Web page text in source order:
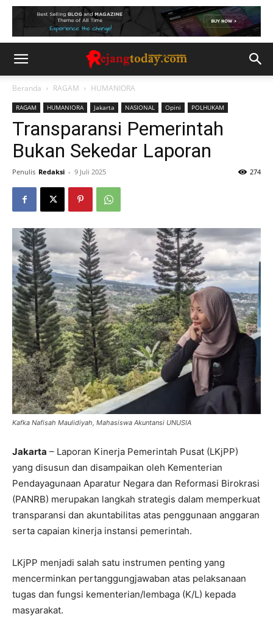
Beranda RAGAM HUMANIORA
RAGAM HUMANIORA Jakarta NASIONAL Opini POLHUKAM
Transparansi Pemerintah
Bukan Sekedar Laporan
Penulis Redaksi - 9 Juli 2025 274
Kafka Nafisah Maulidiyah, Mahasiswa Akuntansi UNUSIA
Jakarta – Laporan Kinerja Pemerintah Pusat (LKjPP)
yang disusun dan disampaikan oleh Kementerian
Pendayagunaan Aparatur Negara dan Reformasi Birokrasi
(PANRB) merupakan langkah strategis dalam memperkuat
transparansi dan akuntabilitas atas penggunaan anggaran
serta capaian kinerja instansi pemerintah.
LKjPP menjadi salah satu instrumen penting yang
mencerminkan pertanggungjawaban atas pelaksanaan
tugas dan fungsi kementerian/lembaga (K/L) kepada
masyarakat.